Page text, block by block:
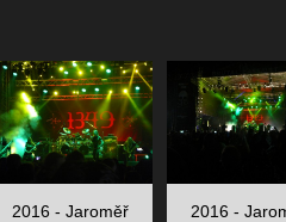
2016 - Jaroměř 2016 -